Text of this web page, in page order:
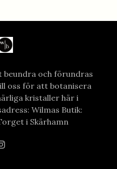
och förundras
oss för att botanisera
kristaller här i
Wilmas Butik:
i Skärhamn